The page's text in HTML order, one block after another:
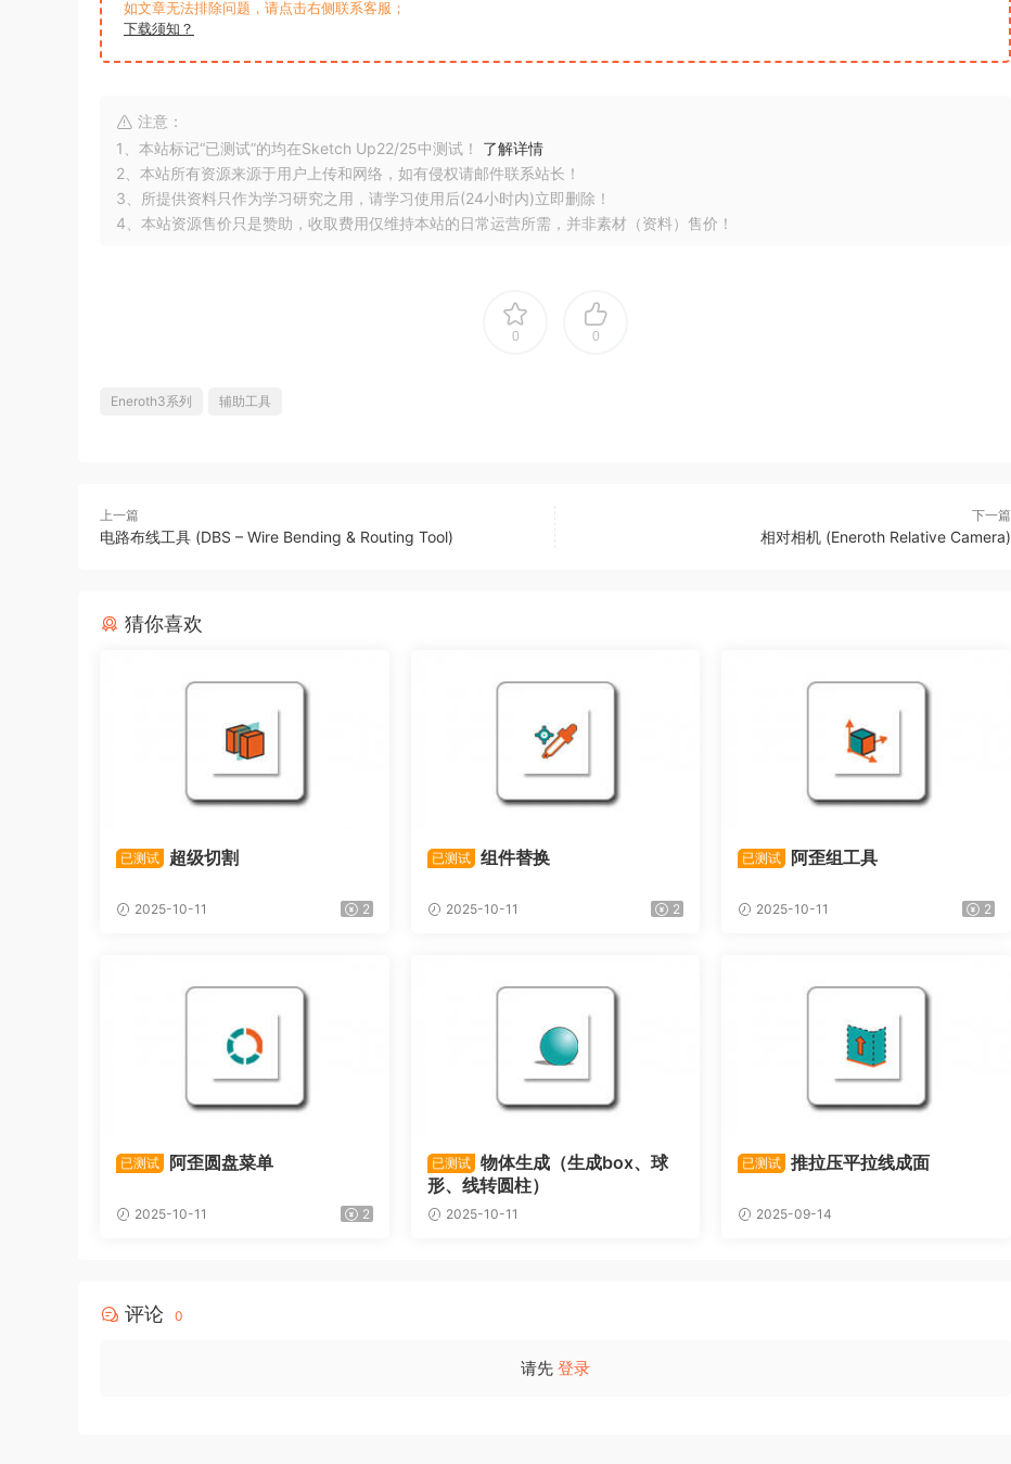
如文章无法排除问题，请点击右侧联系客服；
下载须知？
注意：
1、本站标记“已测试”的均在Sketch Up22/25中测试！ 了解详情
2、本站所有资源来源于用户上传和网络，如有侵权请邮件联系站长！
3、所提供资料只作为学习研究之用，请学习使用后(24小时内)立即删除！
4、本站资源售价只是赞助，收取费用仅维持本站的日常运营所需，并非素材（资料）售价！
0 0
Eneroth3系列 辅助工具
上一篇
电路布线工具 (DBS – Wire Bending & Routing Tool)
下一篇
相对相机 (Eneroth Relative Camera)
猜你喜欢
已测试 超级切割
2025-10-11 2
已测试 组件替换
2025-10-11 2
已测试 阿歪组工具
2025-10-11 2
已测试 阿歪圆盘菜单
2025-10-11 2
已测试
物体生成（生成box、球
形、线转圆柱）
2025-10-11
已测试 推拉压平拉线成面
2025-09-14
评论 0
请先 登录